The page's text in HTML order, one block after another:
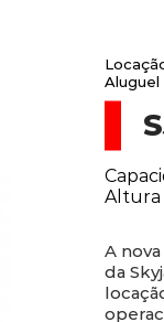
Altura
A
da